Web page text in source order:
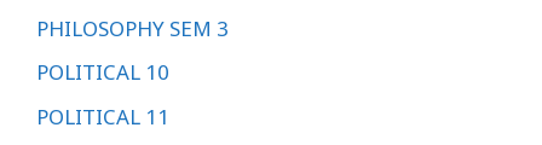
PHILOSOPHY SEM 3
POLITICAL 10
POLITICAL 11